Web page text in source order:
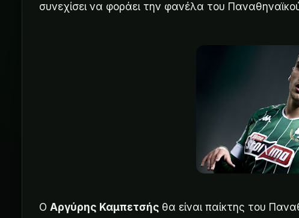
συνεχίσει να φοράει την φανέλα του
Ο Αργύρης Καμπετσής θα είναι παίκτης του